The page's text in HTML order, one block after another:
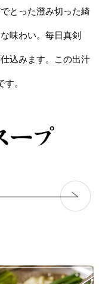
とった澄み切った綺
味わい。毎日真剣
込みます。この出汁
。